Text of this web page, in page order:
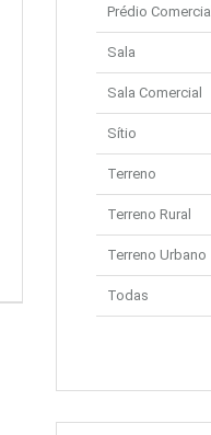
Prédio Comercial
Sala
Sala Comercial
Sítio
Terreno
Terreno Rural
Terreno Urbano
Todas